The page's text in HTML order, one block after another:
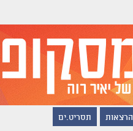
הרצאות תסריט.ים